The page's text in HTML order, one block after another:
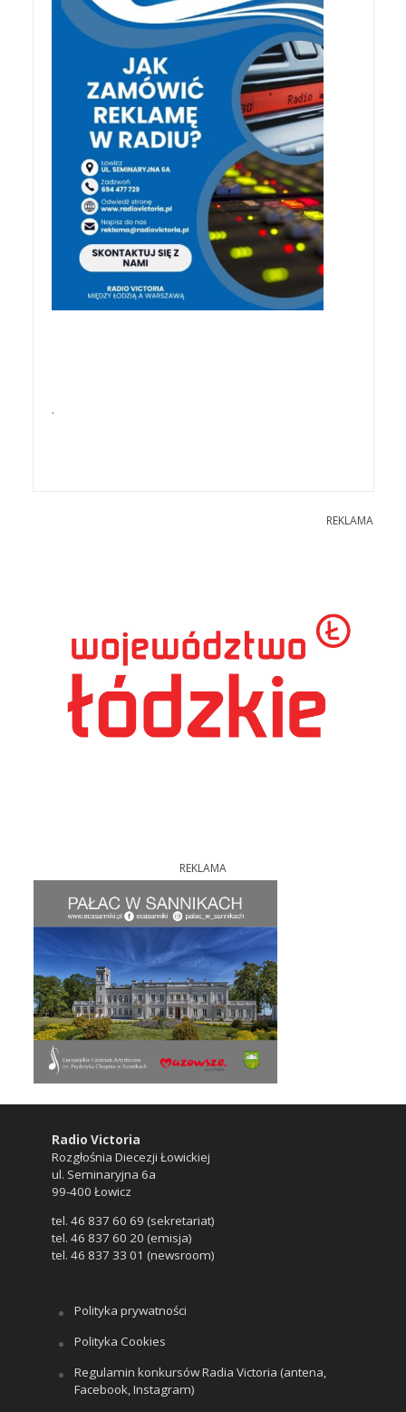
.
REKLAMA
REKLAMA
Radio Victoria
Rozgłośnia Diecezji Łowickiej
ul. Seminaryjna 6a
99-400 Łowicz
tel. 46 837 60 69 (sekretariat)
tel. 46 837 60 20 (emisja)
tel. 46 837 33 01 (newsroom)
Polityka prywatności
Polityka Cookies
Regulamin konkursów Radia Victoria (antena,
Facebook, Instagram)